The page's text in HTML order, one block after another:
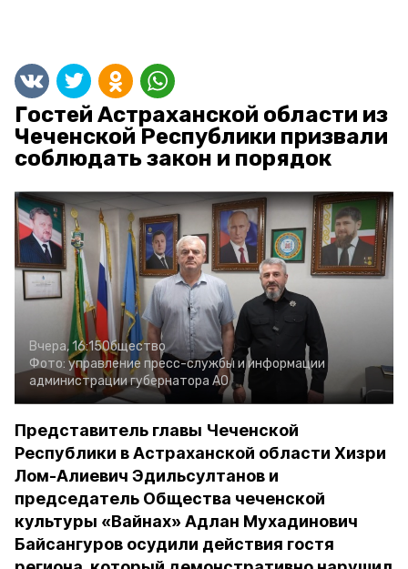
Гостей Астраханской области из
Чеченской Республики призвали
соблюдать закон и порядок
Вчера, 16:15Общество
Фото: управление пресс-службы и информации
администрации губернатора АО
Представитель главы Чеченской
Республики в Астраханской области Хизри
Лом-Алиевич Эдильсултанов и
председатель Общества чеченской
культуры «Вайнах» Адлан Мухадинович
Байсангуров осудили действия гостя